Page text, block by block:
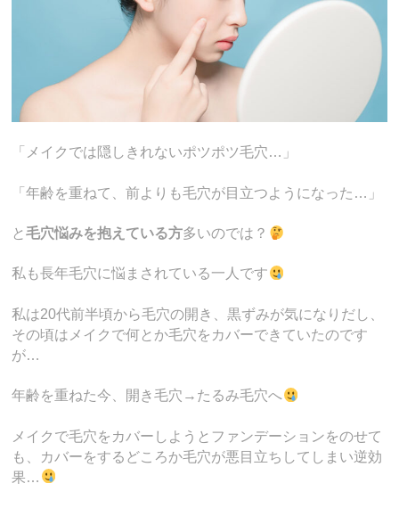
「メイクでは隠しきれないポツポツ毛穴…」
「年齢を重ねて、前よりも毛穴が目立つようになった…」
と毛穴悩みを抱えている方多いのでは？
私も長年毛穴に悩まされている一人です
私は20代前半頃から毛穴の開き、黒ずみが気になりだし、
その頃はメイクで何とか毛穴をカバーできていたのです
が…
年齢を重ねた今、開き毛穴→たるみ毛穴へ
メイクで毛穴をカバーしようとファンデーションをのせて
も、カバーをするどころか毛穴が悪目立ちしてしまい逆効
果…